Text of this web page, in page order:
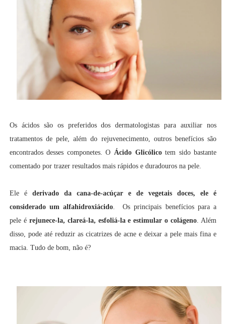
Os ácidos são os preferidos dos dermatologistas para auxiliar nos
tratamentos de pele, além do rejuvenecimento, outros benefícios são
encontrados desses componetes. O Ácido Glicólicotem sido bastante
comentado por trazer resultados mais rápidos e duradouros na pele.
Ele é derivado da cana-de-acúçar e de vegetais doces, ele é
considerado um alfahidroxiácido. Os principais benefícios para a
pele érejunece-la, clareá-la, esfoliá-la e estimular o colágeno. Além
disso, pode até reduzir as cicatrizes de acne e deixar a pele mais fina e
macia. Tudo de bom, não é?